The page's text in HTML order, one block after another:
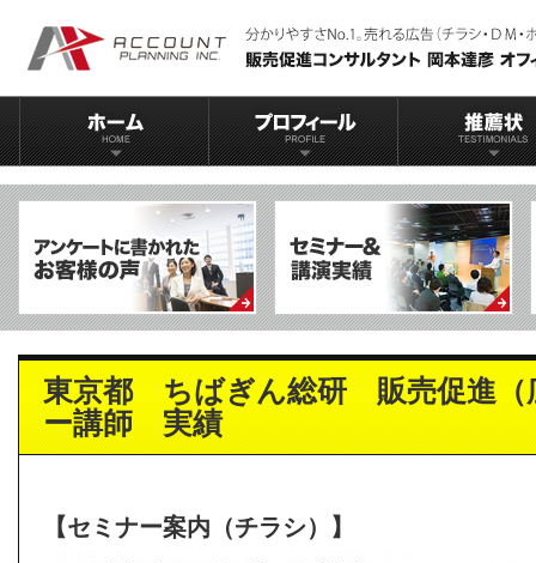
東京都 ちばぎん総研 販売促進
ー講師 実績
【セミナー案内（チラシ）】